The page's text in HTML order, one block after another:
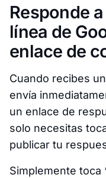
Responde
línea de
enlace de
Cuando recibes
envía
un enlace de
solo necesitas
publicar tu
Simplemente toca